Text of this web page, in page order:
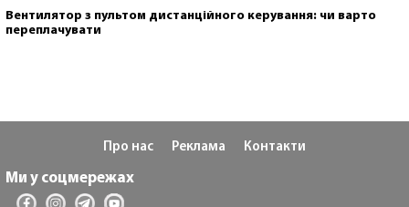
Вентилятор з пультом дистанційного керування: чи варто
переплачувати
Про нас Реклама Контакти
Ми у соцмережах